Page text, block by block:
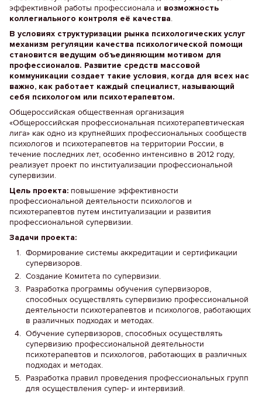
эффективной работы профессионала и возможность
коллегиального контроля её качества.
В условиях структуризации рынка психологических услуг
механизм регуляции качества психологической помощи
становится ведущим объединяющим мотивом для
профессионалов. Развитие средств массовой
коммуникации создает такие условия, когда для всех нас
важно, как работает каждый специалист, называющий
себя психологом или психотерапевтом.
Общероссийская общественная организация
«Общероссийская профессиональная психотерапевтическая
лига» как одно из крупнейших профессиональных сообществ
психологов и психотерапевтов на территории России, в
течение последних лет, особенно интенсивно в 2012 году,
реализует проект по институализации профессиональной
супервизии.
Цель проекта: повышение эффективности
профессиональной деятельности психологов и
психотерапевтов путем институализации и развития
профессиональной супервизии.
Задачи проекта:
Формирование системы аккредитации и сертификации
супервизоров.
Создание Комитета по супервизии.
Разработка программы обучения супервизоров,
способных осуществлять супервизию профессиональной
деятельности психотерапевтов и психологов, работающих
в различных подходах и методах.
Обучение супервизоров, способных осуществлять
супервизию профессиональной деятельности
психотерапевтов и психологов, работающих в различных
подходах и методах.
Разработка правил проведения профессиональных групп
для осуществления супер- и интервизий.